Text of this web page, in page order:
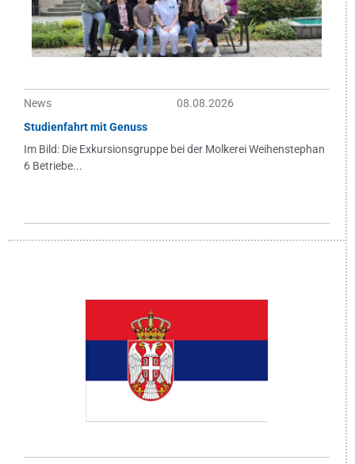
News
08.08.2026
Studienfahrt mit Genuss
Im Bild: Die Exkursionsgruppe bei der Molkerei Weihenstephan
6 Betriebe...